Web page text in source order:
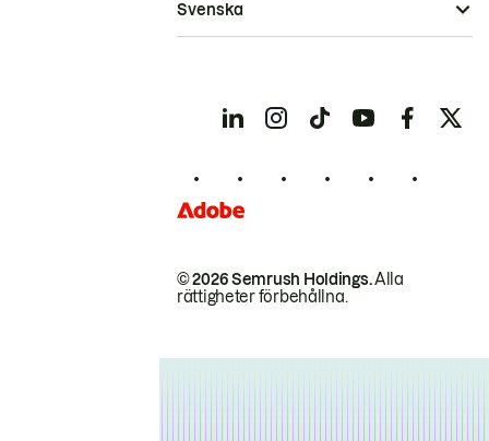
© 2026 Semrush Holdings.Alla
rättigheter förbehållna.
Svenska